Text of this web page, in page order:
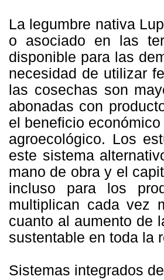
La legumbre nativa
o asociado en las
disponible para las
necesidad de utilizar
las cosechas son
abonadas con
el beneficio
agroecológico. Los
este sistema
mano de obra y el
incluso para los
multiplican cada vez
cuanto al aumento de
sustentable en toda la
Sistemas integrados